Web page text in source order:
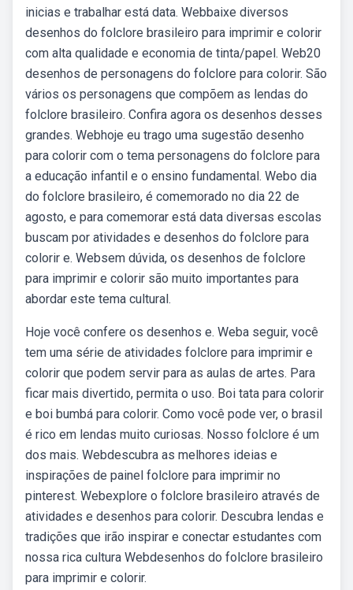
inicias e trabalhar está data. Webbaixe diversos
desenhos do folclore brasileiro para imprimir e colorir
com alta qualidade e economia de tinta/papel. Web20
desenhos de personagens do folclore para colorir. São
vários os personagens que compõem as lendas do
folclore brasileiro. Confira agora os desenhos desses
grandes. Webhoje eu trago uma sugestão desenho
para colorir com o tema personagens do folclore para
a educação infantil e o ensino fundamental. Webo dia
do folclore brasileiro, é comemorado no dia 22 de
agosto, e para comemorar está data diversas escolas
buscam por atividades e desenhos do folclore para
colorir e. Websem dúvida, os desenhos de folclore
para imprimir e colorir são muito importantes para
abordar este tema cultural.
Hoje você confere os desenhos e. Weba seguir, você
tem uma série de atividades folclore para imprimir e
colorir que podem servir para as aulas de artes. Para
ficar mais divertido, permita o uso. Boi tata para colorir
e boi bumbá para colorir. Como você pode ver, o brasil
é rico em lendas muito curiosas. Nosso folclore é um
dos mais. Webdescubra as melhores ideias e
inspirações de painel folclore para imprimir no
pinterest. Webexplore o folclore brasileiro através de
atividades e desenhos para colorir. Descubra lendas e
tradições que irão inspirar e conectar estudantes com
nossa rica cultura Webdesenhos do folclore brasileiro
para imprimir e colorir.